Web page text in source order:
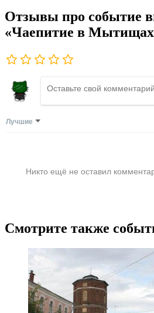
Отзывы про событие
«Чаепитие в
Лучшие
Никто ещё не оставил
Смотрите также